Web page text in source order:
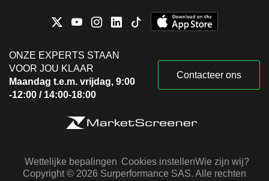
ONZE EXPERTS STAAN
VOOR JOU KLAAR
Maandag t.e.m. vrijdag, 9:00
-12:00 / 14:00-18:00
Contacteer ons
Wettelijke bepalingen Cookies instellenWie zijn wij?
Copyright © 2026 Surperformance SAS. Alle rechten